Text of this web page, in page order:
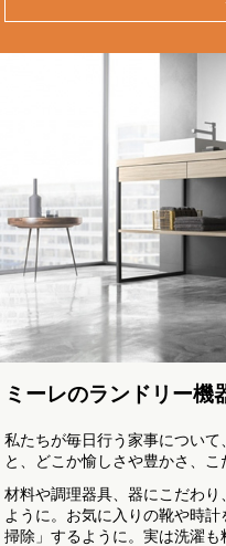
ミーレのランドリー機
私たちが毎日行う家事につい
と、どこか愉しさや豊かさ、こ
材料や調理器具、器にこだわ
ように。お気に入りの靴や時
掃除」するように。実は洗濯